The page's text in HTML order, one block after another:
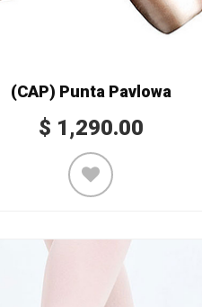
(CAP) Punta Pavlowa
$ 1,290.00